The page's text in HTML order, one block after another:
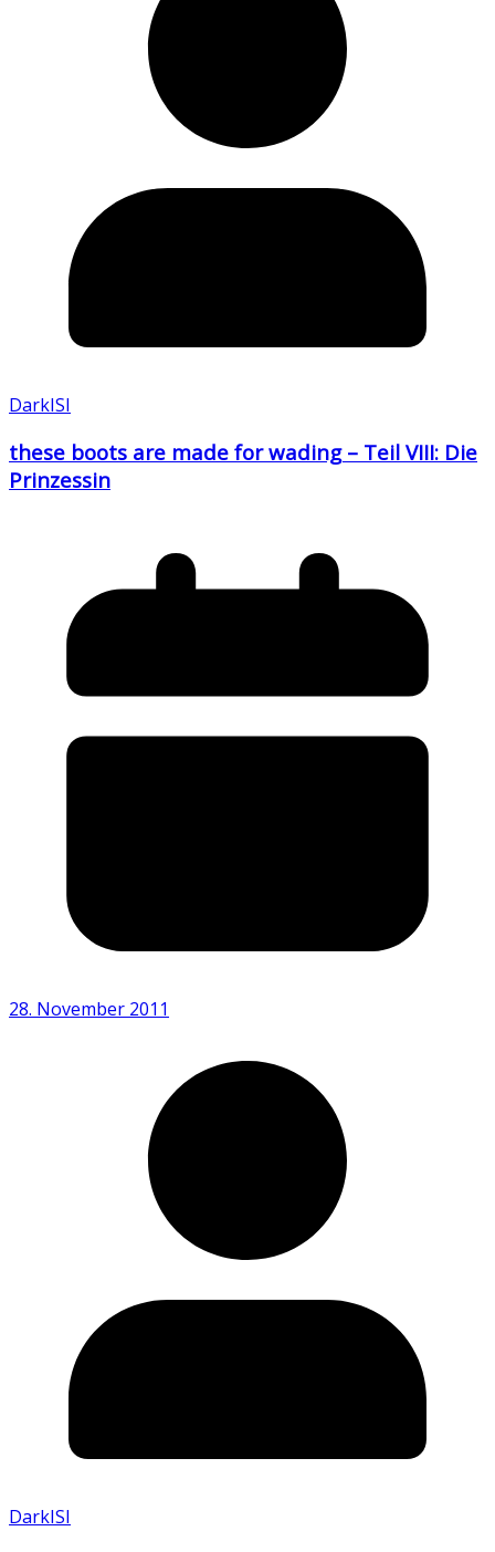
DarkISI
these boots are made for wading – Teil VIII: Die
Prinzessin
28. November 2011
DarkISI